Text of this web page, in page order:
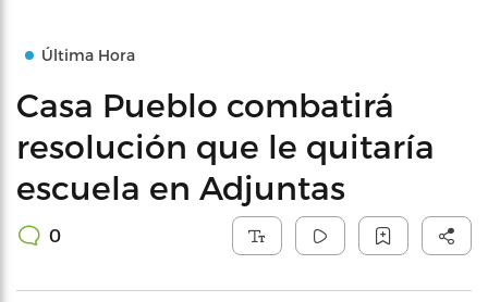
Última Hora
Casa Pueblo combatirá
resolución que le quitaría
escuela en Adjuntas
0